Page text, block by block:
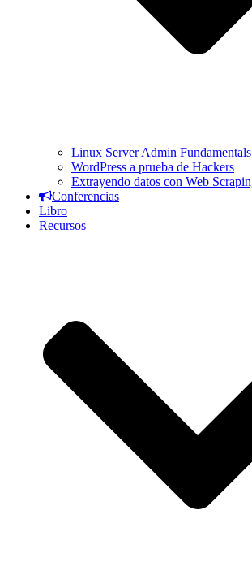
Linux Server Admin Fundamentals
WordPress a prueba de Hackers
Extrayendo datos con Web
Conferencias
Libro
Recursos